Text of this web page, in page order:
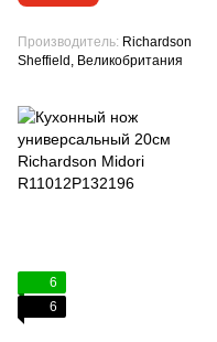
Производитель Richardson
Sheffield, Великобритания
6
6